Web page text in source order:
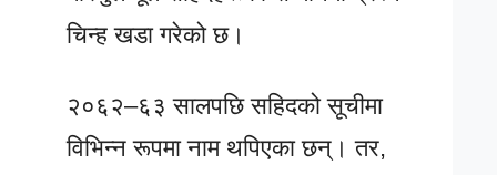
चिन्ह खडा गरेको छ।
२०६२–६३ सालपछि सहिदको सूचीमा
विभिन्न रूपमा नाम थपिएका छन्। तर,